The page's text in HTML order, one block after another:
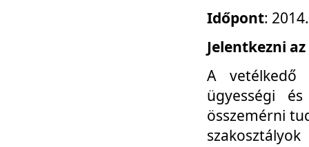
Időpont:
Jelentkezni az
A vetélkedő
ügyességi
összemérni